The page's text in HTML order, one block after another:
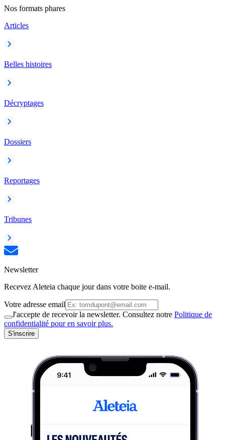
Nos formats phares
Articles
Belles histoires
Décryptages
Dossiers
Reportages
Tribunes
Newsletter
Recevez Aleteia chaque jour dans votre boite e-mail.
Votre adresse email
J'accepte de recevoir la newsletter. Consultez notre Politique de
confidentialité pour en savoir plus.
S'inscrire